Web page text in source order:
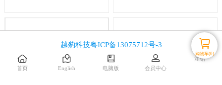
越豹科技粤ICP备13075712号-3
首页 English 电脑版 会员中心
注销
购物车(0)